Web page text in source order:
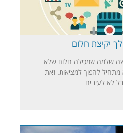
יקיצת חלום
שלמה שמכילה חלום שלא
מתחיל להפוך למציאות. זאת
לא לעיניים